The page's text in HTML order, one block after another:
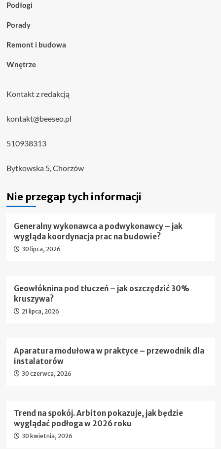
Podłogi
Porady
Remont i budowa
Wnętrze
Kontakt z redakcją
kontakt@beeseo.pl
510938313
Bytkowska 5, Chorzów
Nie przegap tych informacji
Generalny wykonawca a podwykonawcy – jak
wygląda koordynacja prac na budowie?
30 lipca, 2026
Geowłóknina pod tłuczeń – jak oszczędzić 30%
kruszywa?
21 lipca, 2026
Aparatura modułowa w praktyce – przewodnik dla
instalatorów
30 czerwca, 2026
Trend na spokój. Arbiton pokazuje, jak będzie
wyglądać podłoga w 2026 roku
30 kwietnia, 2026